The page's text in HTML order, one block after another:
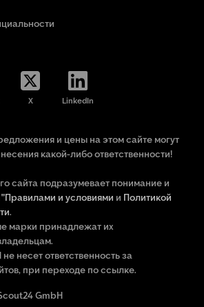
X LinkedIn
и цены на этом сайте могут
какой-либо ответственности!
сайта подразумевает понимание и
"Правилами и условиями и Политикой
.
марки принадлежат их
несет ответственность за
при переходе по ссылке.
GmbH